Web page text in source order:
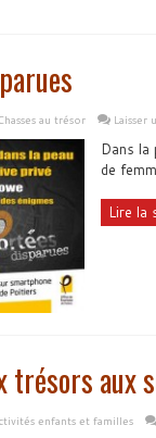
au trésor Laisser
Dans la
de
Lire la
trésors aux
enfants et familles